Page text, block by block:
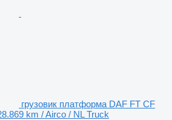
грузовик платформа DAF FT CF
km / Airco / NL Truck